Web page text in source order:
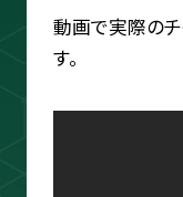
2020年
方」と手
動画で実際のチ
す。